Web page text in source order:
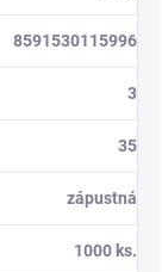
8591530115996
3
35
zápustná
1000 ks.